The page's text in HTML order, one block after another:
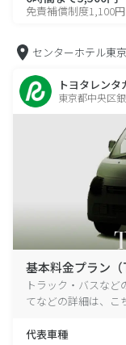
免責補償制度1,100円
センターホテル東
トヨタレン
東京都中央区
基本料金プラン（
トラック・バスな
てなどの詳細は、こ
代表車種